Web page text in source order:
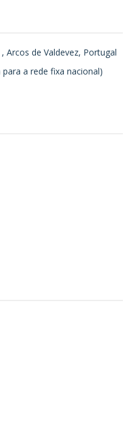
Arcos de Valdevez, Portugal
a rede fixa nacional)